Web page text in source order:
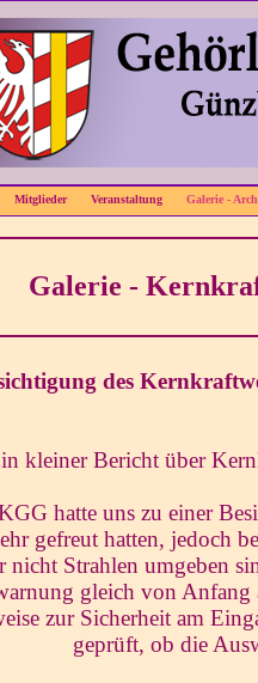
Mitglieder Veranstaltung Galerie -
Galerie -
des
kleiner Bericht über
hatte uns zu einer
gefreut hatten, jedoch
nicht Strahlen umgeben
gleich von Anfang
zur Sicherheit am
geprüft, ob die